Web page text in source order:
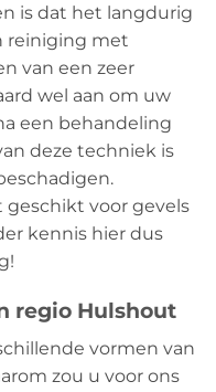
is dat het langdurig
reiniging met
van een zeer
wel aan om uw
een behandeling
deze techniek is
geschikt voor gevels
kennis hier dus
regio Hulshout
vormen van
zou u voor ons